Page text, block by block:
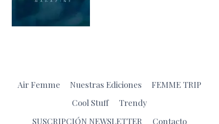
Air Femme Nuestras Ediciones
FEMME TRIP
Cool Stuff
Trendy
SUSCRIPCIÓN NEWSLETTER
Contacto